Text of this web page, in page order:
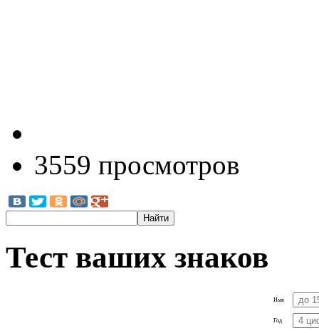
3559 просмотров
Тест ваших знаков
Имя
Год